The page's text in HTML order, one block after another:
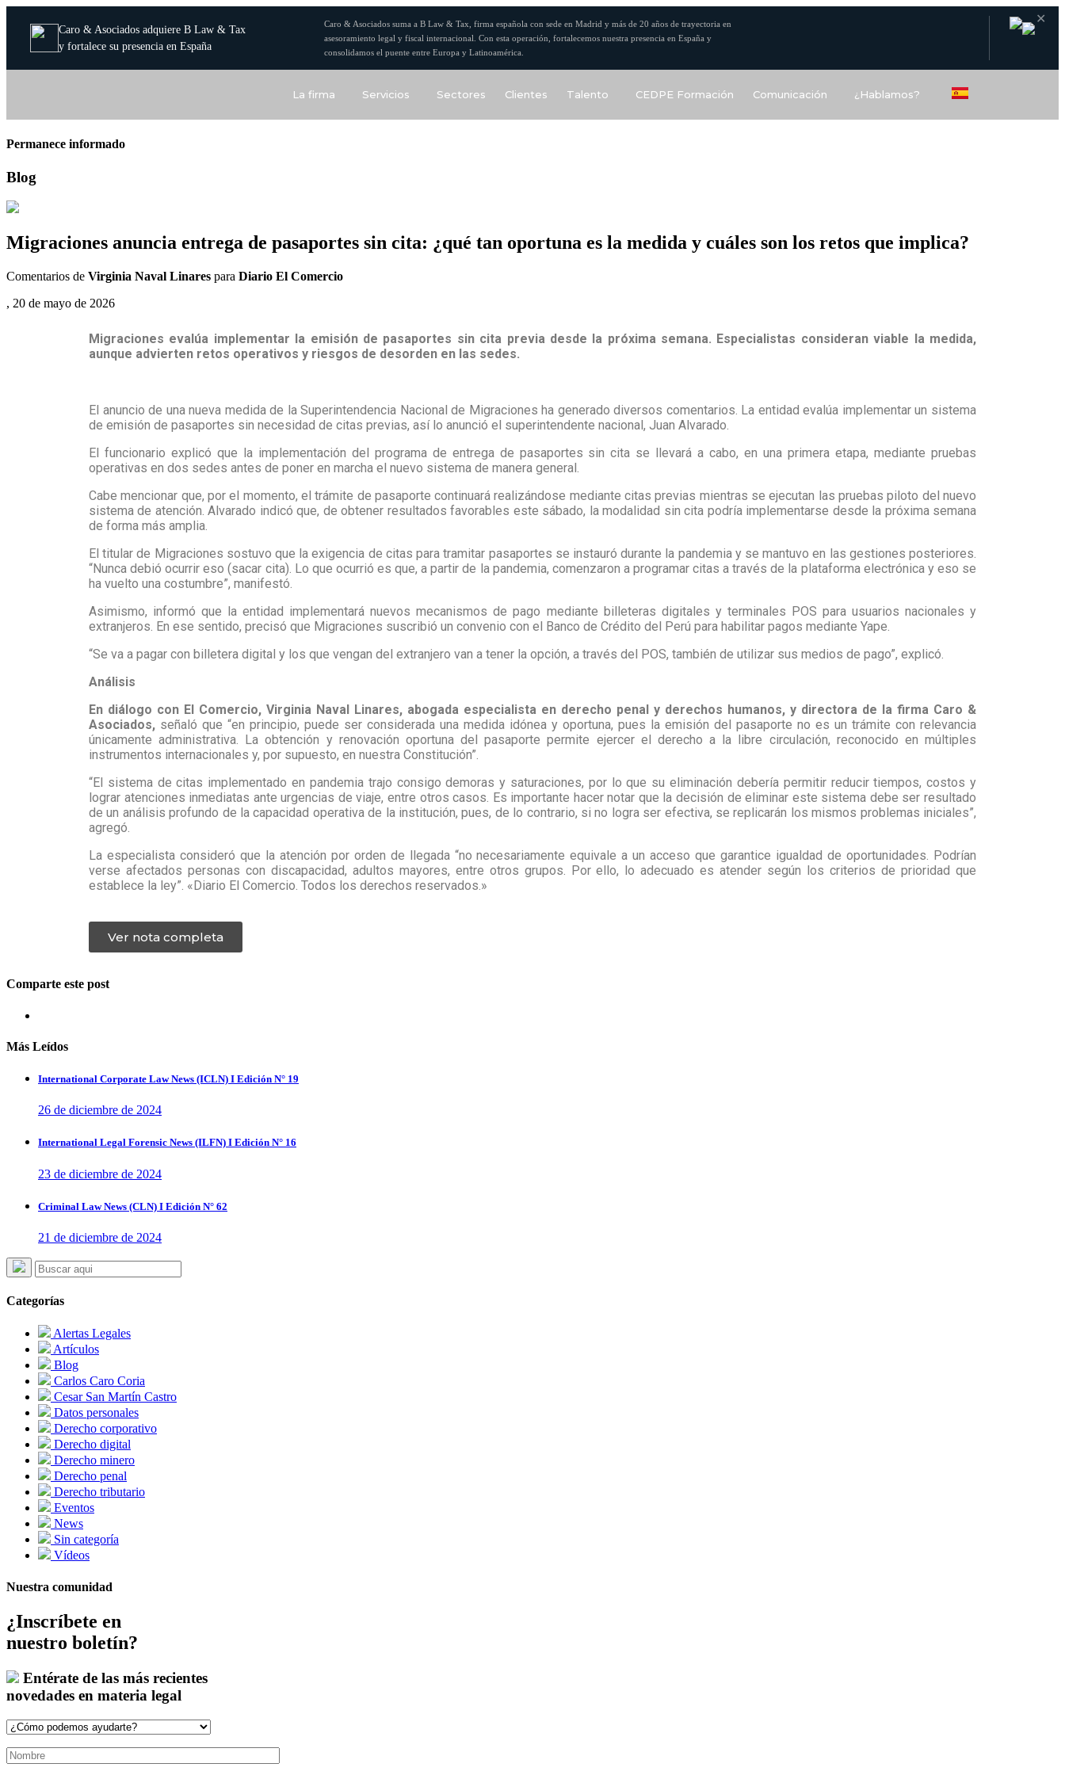
✕
Caro & Asociados adquiere B Law & Tax
y fortalece su presencia en España
Caro & Asociados suma a B Law & Tax, firma española con sede en Madrid y más de 20 años de trayectoria en
asesoramiento legal y fiscal internacional. Con esta operación, fortalecemos nuestra presencia en España y
consolidamos el puente entre Europa y Latinoamérica.
La firma Servicios Sectores Clientes Talento CEDPE Formación Comunicación ¿Hablamos?
Permanece informado
Blog
Migraciones anuncia entrega de pasaportes sin cita: ¿qué tan oportuna es la medida y cuáles son los retos que implica?
Comentarios de Virginia Naval Linares para Diario El Comercio
, 20 de mayo de 2026
Migraciones evalúa implementar la emisión de pasaportes sin cita previa desde la próxima semana. Especialistas consideran viable la medida,
aunque advierten retos operativos y riesgos de desorden en las sedes.
El anuncio de una nueva medida de la Superintendencia Nacional de Migraciones ha generado diversos comentarios. La entidad evalúa implementar un sistema
de emisión de pasaportes sin necesidad de citas previas, así lo anunció el superintendente nacional, Juan Alvarado.
El funcionario explicó que la implementación del programa de entrega de pasaportes sin cita se llevará a cabo, en una primera etapa, mediante pruebas
operativas en dos sedes antes de poner en marcha el nuevo sistema de manera general.
Cabe mencionar que, por el momento, el trámite de pasaporte continuará realizándose mediante citas previas mientras se ejecutan las pruebas piloto del nuevo
sistema de atención. Alvarado indicó que, de obtener resultados favorables este sábado, la modalidad sin cita podría implementarse desde la próxima semana
de forma más amplia.
El titular de Migraciones sostuvo que la exigencia de citas para tramitar pasaportes se instauró durante la pandemia y se mantuvo en las gestiones posteriores.
“Nunca debió ocurrir eso (sacar cita). Lo que ocurrió es que, a partir de la pandemia, comenzaron a programar citas a través de la plataforma electrónica y eso se
ha vuelto una costumbre”, manifestó.
Asimismo, informó que la entidad implementará nuevos mecanismos de pago mediante billeteras digitales y terminales POS para usuarios nacionales y
extranjeros. En ese sentido, precisó que Migraciones suscribió un convenio con el Banco de Crédito del Perú para habilitar pagos mediante Yape.
“Se va a pagar con billetera digital y los que vengan del extranjero van a tener la opción, a través del POS, también de utilizar sus medios de pago”, explicó.
Análisis
En diálogo con El Comercio, Virginia Naval Linares, abogada especialista en derecho penal y derechos humanos, y directora de la firma Caro &
Asociados, señaló que “en principio, puede ser considerada una medida idónea y oportuna, pues la emisión del pasaporte no es un trámite con relevancia
únicamente administrativa. La obtención y renovación oportuna del pasaporte permite ejercer el derecho a la libre circulación, reconocido en múltiples
instrumentos internacionales y, por supuesto, en nuestra Constitución”.
“El sistema de citas implementado en pandemia trajo consigo demoras y saturaciones, por lo que su eliminación debería permitir reducir tiempos, costos y
lograr atenciones inmediatas ante urgencias de viaje, entre otros casos. Es importante hacer notar que la decisión de eliminar este sistema debe ser resultado
de un análisis profundo de la capacidad operativa de la institución, pues, de lo contrario, si no logra ser efectiva, se replicarán los mismos problemas iniciales”,
agregó.
La especialista consideró que la atención por orden de llegada “no necesariamente equivale a un acceso que garantice igualdad de oportunidades. Podrían
verse afectados personas con discapacidad, adultos mayores, entre otros grupos. Por ello, lo adecuado es atender según los criterios de prioridad que
establece la ley”. «Diario El Comercio. Todos los derechos reservados.»
Ver nota completa
Comparte este post
Más Leídos
International Corporate Law News (ICLN) I Edición N° 19
26 de diciembre de 2024
International Legal Forensic News (ILFN) I Edición N° 16
23 de diciembre de 2024
Criminal Law News (CLN) I Edición N° 62
21 de diciembre de 2024
Categorías
Alertas Legales
Artículos
Blog
Carlos Caro Coria
Cesar San Martín Castro
Datos personales
Derecho corporativo
Derecho digital
Derecho minero
Derecho penal
Derecho tributario
Eventos
News
Sin categoría
Vídeos
Nuestra comunidad
¿Inscríbete en
nuestro boletín?
Entérate de las más recientes
novedades en materia legal